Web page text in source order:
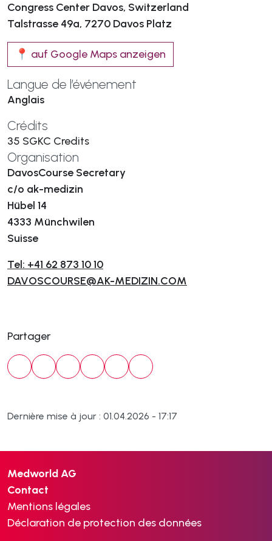
Congress Center Davos, Switzerland
Talstrasse 49a, 7270 Davos Platz
📍 auf Google Maps anzeigen
Langue de l’événement
Anglais
Crédits
35 SGKC Credits
Organisation
DavosCourse Secretary
c/o ak-medizin
Hübel 14
4333 Münchwilen
Suisse
Tel: +41 62 873 10 10
DAVOSCOURSE@AK-MEDIZIN.COM
Partager
Dernière mise à jour : 01.04.2026 - 17:17
Medworld AG
Contact
Mentions légales
Déclaration de protection des données